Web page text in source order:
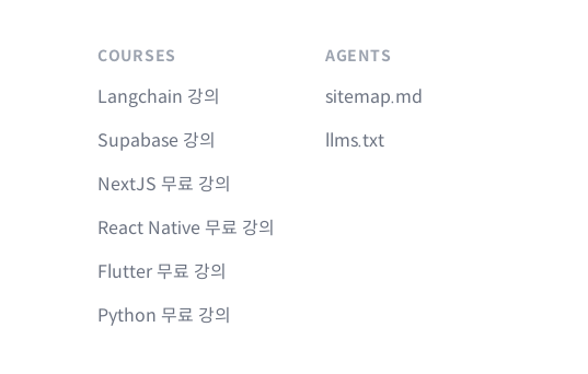
COURSES
Langchain 강의
Supabase 강의
NextJS 무료 강의
React Native 무료 강의
Flutter 무료 강의
Python 무료 강의
AGENTS
sitemap.md
llms.txt